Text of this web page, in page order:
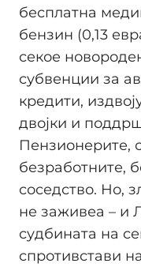
бесплатна
бензин (0,13
секое
субвенции за
кредити,
двојки и
Пензионерите,
безработните,
соседство. Но,
не заживеа – и
судбината на
спротивстави